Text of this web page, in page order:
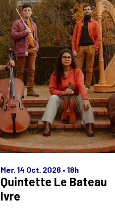
Mer. 14 Oct. 2026 • 18h
Quintette Le Bateau
Ivre